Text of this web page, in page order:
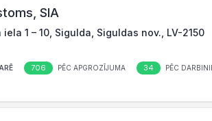
SIA
iela 1 – 10, Sigulda, Siguldas nov., LV-2150
706 PĒC APGROZĪJUMA 34 PĒC